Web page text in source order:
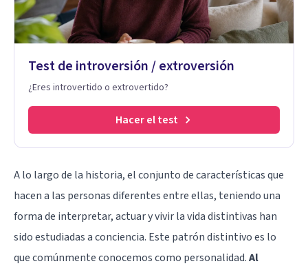
Test de introversión / extroversión
¿Eres introvertido o extrovertido?
Hacer el test
A lo largo de la historia, el conjunto de características que
hacen a las personas diferentes entre ellas, teniendo una
forma de interpretar, actuar y vivir la vida distintivas han
sido estudiadas a conciencia. Este patrón distintivo es lo
que comúnmente conocemos como personalidad.Al